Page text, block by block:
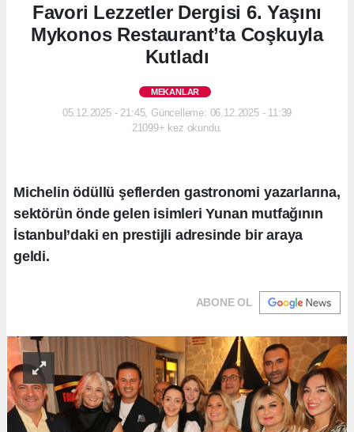
Favori Lezzetler Dergisi 6. Yaşını
Mykonos Restaurant’ta Coşkuyla
Kutladı
MEKANLAR
05.12.2025 - 21:45, Güncelleme: 06.12.2025 - 11:39
21099+ kez okundu.
Michelin ödüllü şeflerden gastronomi yazarlarına,
sektörün önde gelen isimleri Yunan mutfağının
İstanbul’daki en prestijli adresinde bir araya
geldi.
ABONE OL